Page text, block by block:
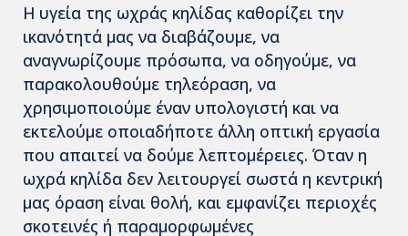
Η υγεία της ωχράς κηλίδας καθορίζει την
ικανότητά μας να διαβάζουμε, να
αναγνωρίζουμε πρόσωπα, να οδηγούμε, να
παρακολουθούμε τηλεόραση, να
χρησιμοποιούμε έναν υπολογιστή και να
εκτελούμε οποιαδήποτε άλλη οπτική εργασία
που απαιτεί να δούμε λεπτομέρειες. Όταν η
ωχρά κηλίδα δεν λειτουργεί σωστά η κεντρική
μας όραση είναι θολή, και εμφανίζει περιοχές
σκοτεινές ή παραμορφωμένες